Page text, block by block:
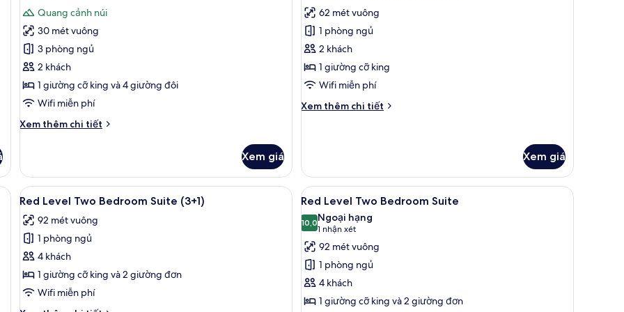
cả
ảnh
Phòng
Quang cảnh núi
30 mét vuông
3 phòng ngủ
2 khách
1 giường cỡ king và 4 giường đôi
Wifi miễn phí
Xem thêm chi tiết
Chi
Phòng
Xem giá
cả
ảnh
Red
Level
One
Suite
62 mét vuông
1 phòng ngủ
2 khách
1 giường cỡ king
Wifi miễn phí
Xem thêm chi tiết
Chi
Level
One
Bedroom
Suite
Xem giá
két bảo mật tại phòng, bàn
Xem
tất
cả
ảnh
Red
Level
Two
Bộ đồ giường cao cấp, minibar, két bảo mật tại phòng, bàn
4
Red Level Two Bedroom Suite (3+1)
92 mét vuông
1 phòng ngủ
4 khách
1 giường cỡ king và 2 giường đơn
Wifi miễn phí
Xem
tất
cả
ảnh
Red
Level
Two
Bedroom
Bộ đồ giường cao cấp, minibar, két bảo mật
4
Red Level Two Bedroom Suite
10,010,0 trên 10
Ngoại hạng
1 nhận xét
(1
nhận
xét)
92 mét vuông
1 phòng ngủ
4 khách
1 giường cỡ king và 2 giường đơn